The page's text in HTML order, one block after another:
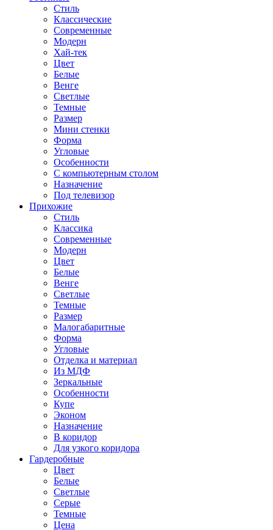
Стиль
Классические
Современные
Модерн
Хай-тек
Цвет
Белые
Венге
Светлые
Темные
Размер
Мини стенки
Форма
Угловые
Особенности
С компьютерным столом
Назначение
Под телевизор
Прихожие
Стиль
Классика
Современные
Модерн
Цвет
Белые
Венге
Светлые
Темные
Размер
Малогабаритные
Форма
Угловые
Отделка и материал
Из МДФ
Зеркальные
Особенности
Купе
Эконом
Назначение
В коридор
Для узкого коридора
Гардеробные
Цвет
Белые
Светлые
Серые
Темные
Цена